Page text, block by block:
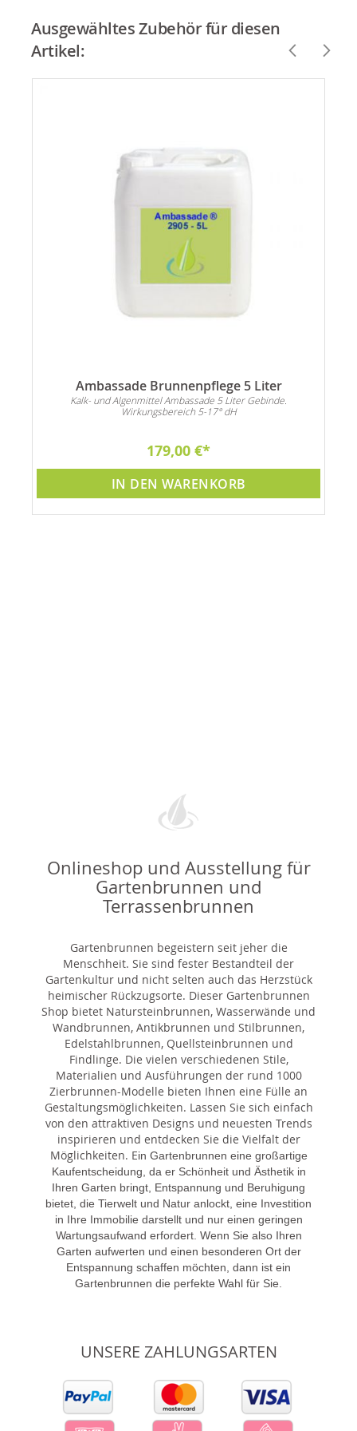
Ausgewähltes Zubehör für diesen
Artikel:
Ambassade Brunnenpflege 5 Liter
Kalk- und Algenmittel Ambassade 5 Liter Gebinde.
Wirkungsbereich 5-17° dH
179,00 €
IN DEN WARENKORB
Onlineshop und Ausstellung für
Gartenbrunnen und
Terrassenbrunnen
Gartenbrunnen begeistern seit jeher die
Menschheit. Sie sind fester Bestandteil der
Gartenkultur und nicht selten auch das Herzstück
heimischer Rückzugsorte. Dieser Gartenbrunnen
Shop bietet Natursteinbrunnen, Wasserwände und
Wandbrunnen, Antikbrunnen und Stilbrunnen,
Edelstahlbrunnen, Quellsteinbrunnen und
Findlinge. Die vielen verschiedenen Stile,
Materialien und Ausführungen der rund 1000
Zierbrunnen-Modelle bieten Ihnen eine Fülle an
Gestaltungsmöglichkeiten. Lassen Sie sich einfach
von den attraktiven Designs und neuesten Trends
inspirieren und entdecken Sie die Vielfalt der
Möglichkeiten. Ein Gartenbrunnen eine großartige
Kaufentscheidung, da er Schönheit und Ästhetik in
Ihren Garten bringt, Entspannung und Beruhigung
bietet, die Tierwelt und Natur anlockt, eine Investition
in Ihre Immobilie darstellt und nur einen geringen
Wartungsaufwand erfordert. Wenn Sie also Ihren
Garten aufwerten und einen besonderen Ort der
Entspannung schaffen möchten, dann ist ein
Gartenbrunnen die perfekte Wahl für Sie.
UNSERE ZAHLUNGSARTEN